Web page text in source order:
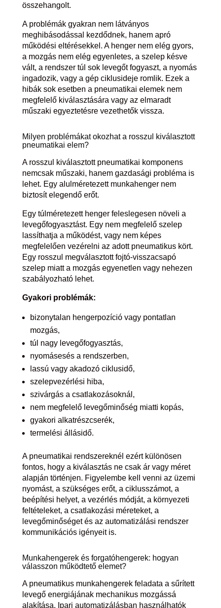
összehangolt.
A problémák gyakran nem látványos
meghibásodással kezdődnek, hanem apró
működési eltérésekkel. A henger nem elég gyors,
a mozgás nem elég egyenletes, a szelep késve
vált, a rendszer túl sok levegőt fogyaszt, a nyomás
ingadozik, vagy a gép ciklusideje romlik. Ezek a
hibák sok esetben a pneumatikai elemek nem
megfelelő kiválasztására vagy az elmaradt
műszaki egyeztetésre vezethetők vissza.
Milyen problémákat okozhat a rosszul kiválasztott
pneumatikai elem?
A rosszul kiválasztott pneumatikai komponens
nemcsak műszaki, hanem gazdasági probléma is
lehet. Egy alulméretezett munkahenger nem
biztosít elegendő erőt.
Egy túlméretezett henger feleslegesen növeli a
levegőfogyasztást. Egy nem megfelelő szelep
lassíthatja a működést, vagy nem képes
megfelelően vezérelni az adott pneumatikus kört.
Egy rosszul megválasztott fojtó-visszacsapó
szelep miatt a mozgás egyenetlen vagy nehezen
szabályozható lehet.
Gyakori problémák:
bizonytalan hengerpozíció vagy pontatlan
mozgás,
túl nagy levegőfogyasztás,
nyomásesés a rendszerben,
lassú vagy akadozó ciklusidő,
szelepvezérlési hiba,
szivárgás a csatlakozásoknál,
nem megfelelő levegőminőség miatti kopás,
gyakori alkatrészcserék,
termelési állásidő.
A pneumatikai rendszereknél ezért különösen
fontos, hogy a kiválasztás ne csak ár vagy méret
alapján történjen. Figyelembe kell venni az üzemi
nyomást, a szükséges erőt, a ciklusszámot, a
beépítési helyet, a vezérlés módját, a környezeti
feltételeket, a csatlakozási méreteket, a
levegőminőséget és az automatizálási rendszer
kommunikációs igényeit is.
Munkahengerek és forgatóhengerek: hogyan
válasszon működtető elemet?
A pneumatikus munkahengerek feladata a sűrített
levegő energiájának mechanikus mozgássá
alakítása. Ipari automatizálásban használhatók